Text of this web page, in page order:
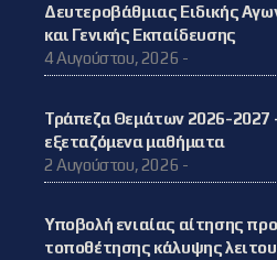
Δευτεροβάθμιας Ειδικής
και Γενικής Εκπαίδευσης
4 Αυγούστου, 2026 -
Τράπεζα Θεμάτων 2026-2027
εξεταζόμενα μαθήματα
2 Αυγούστου, 2026 -
Υποβολή ενιαίας αίτησης
τοποθέτησης κάλυψης